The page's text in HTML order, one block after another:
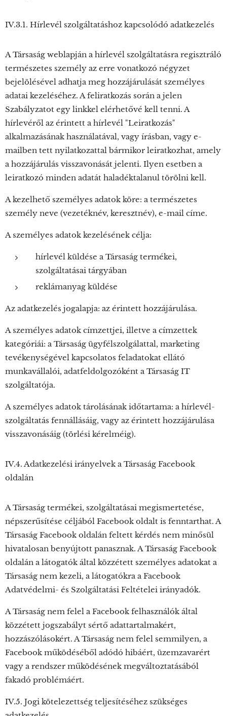
IV.3.1. Hírlevél szolgáltatáshoz kapcsolódó adatkezelés
A Társaság weblapján a hírlevél szolgáltatásra regisztráló
természetes személy az erre vonatkozó négyzet
bejelölésével adhatja meg hozzájárulását személyes
adatai kezeléséhez. A feliratkozás során a jelen
Szabályzatot egy linkkel elérhetővé kell tenni. A
hírlevéről az érintett a hírlevél "Leiratkozás"
alkalmazásának használatával, vagy írásban, vagy e-
mailben tett nyilatkozattal bármikor leiratkozhat, amely
a hozzájárulás visszavonását jelenti. Ilyen esetben a
leiratkozó minden adatát haladéktalanul törölni kell.
A kezelhető személyes adatok köre: a természetes
személy neve (vezetéknév, keresztnév), e-mail címe.
A személyes adatok kezelésének célja:
hírlevél küldése a Társaság termékei,
szolgáltatásai tárgyában
reklámanyag küldése
Az adatkezelés jogalapja: az érintett hozzájárulása.
A személyes adatok címzettjei, illetve a címzettek
kategóriái: a Társaság ügyfélszolgálattal, marketing
tevékenységével kapcsolatos feladatokat ellátó
munkavállalói, adatfeldolgozóként a Társaság IT
szolgáltatója.
A személyes adatok tárolásának időtartama: a hírlevél-
szolgáltatás fennállásáig, vagy az érintett hozzájárulása
visszavonásáig (törlési kérelméig).
IV.4. Adatkezelési irányelvek a Társaság Facebook
oldalán
A Társaság termékei, szolgáltatásai megismertetése,
népszerűsítése céljából Facebook oldalt is fenntarthat. A
Társaság Facebook oldalán feltett kérdés nem minősül
hivatalosan benyújtott panasznak. A Társaság Facebook
oldalán a látogatók által közzétett személyes adatokat a
Társaság nem kezeli, a látogatókra a Facebook
Adatvédelmi- és Szolgáltatási Feltételei irányadók.
A Társaság nem felel a Facebook felhasználók által
közzétett jogszabályt sértő adattartalmakért,
hozzászólásokért. A Társaság nem felel semmilyen, a
Facebook működéséből adódó hibáért, üzemzavarért
vagy a rendszer működésének megváltoztatásából
fakadó problémáért.
IV.5. Jogi kötelezettség teljesítéséhez szükséges